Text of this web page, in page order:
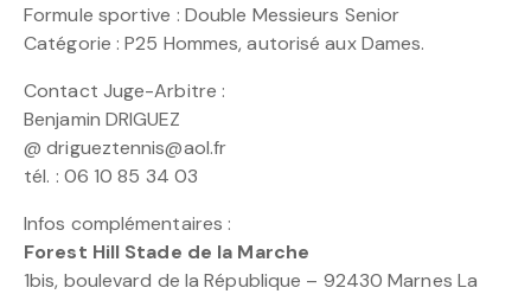
Formule sportive : Double Messieurs Senior
Catégorie : P25 Hommes, autorisé aux Dames.
Contact Juge-Arbitre :
Benjamin DRIGUEZ
@ drigueztennis@aol.fr
tél. : 06 10 85 34 03
Infos complémentaires :
Forest Hill Stade de la Marche
1bis, boulevard de la République – 92430 Marnes La